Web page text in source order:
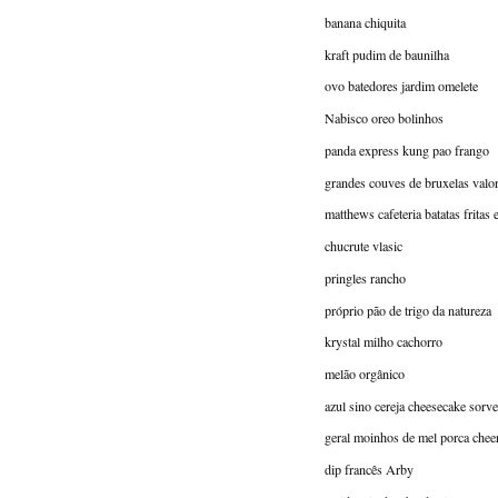
banana chiquita
kraft pudim de baunilha
ovo batedores jardim omelete
Nabisco oreo bolinhos
panda express kung pao frango
grandes couves de bruxelas valor
matthews cafeteria batatas fritas
chucrute vlasic
pringles rancho
próprio pão de trigo da natureza
krystal milho cachorro
melão orgânico
azul sino cereja cheesecake
geral moinhos de mel porca
dip francês Arby